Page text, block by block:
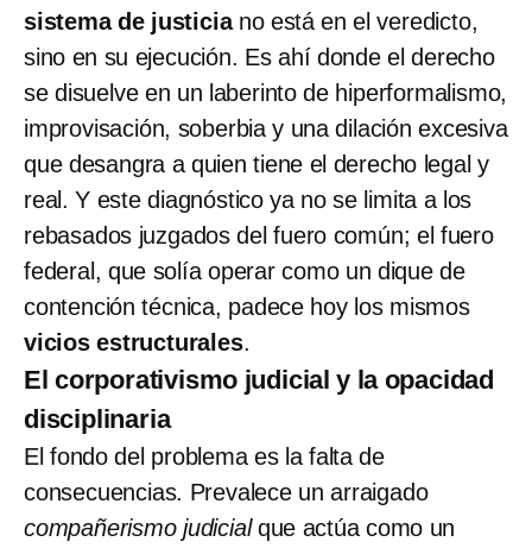
sistema de justicia no está en el veredicto,
sino en su ejecución. Es ahí donde el derecho
se disuelve en un laberinto de hiperformalismo,
improvisación, soberbia y una dilación excesiva
que desangra a quien tiene el derecho legal y
real. Y este diagnóstico ya no se limita a los
rebasados juzgados del fuero común; el fuero
federal, que solía operar como un dique de
contención técnica, padece hoy los mismos
vicios estructurales.
El corporativismo judicial y la opacidad
disciplinaria
El fondo del problema es la falta de
consecuencias. Prevalece un arraigado
compañerismo judicialque actúa como un